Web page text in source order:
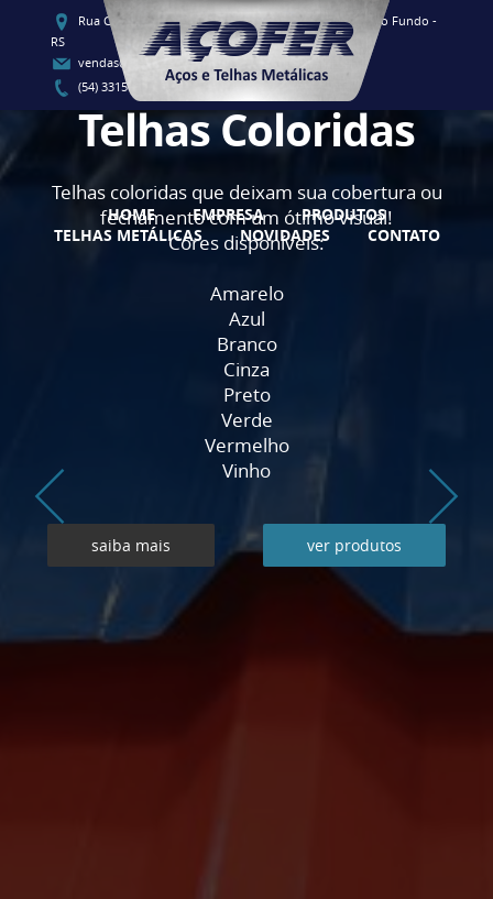
Rua Clementino Luis Vieira, 91 - CEP 99060-080 - Passo Fundo -
RS
vendas@acofersul.com.br
(54) 3315-1700 / (54) 3315-1707
HOME EMPRESA
PRODUTOS
TELHAS METÁLICAS
NOVIDADES CONTATO
Telhas Coloridas
Telhas coloridas que deixam sua cobertura ou
fechamento com um ótimo visual!
Cores disponíveis:
Amarelo
Azul
Branco
Cinza
Preto
Verde
Vermelho
Vinho
saiba mais ver produtos